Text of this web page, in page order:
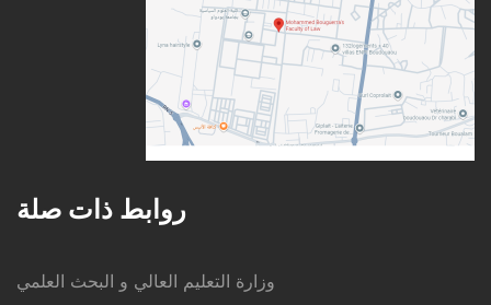
روابط ذات صلة
وزارة التعليم العالي و البحث العلمي